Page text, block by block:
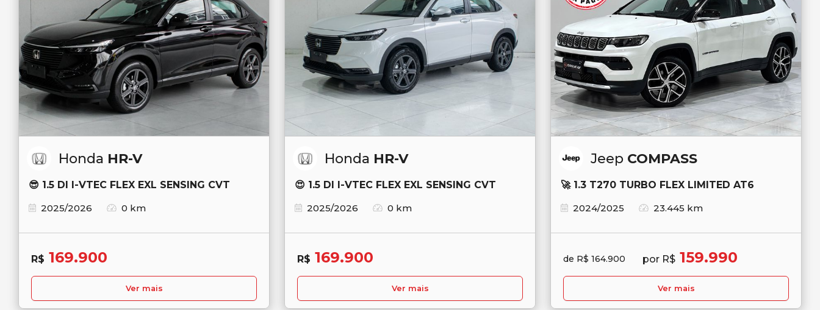
Honda HR-V
😎 1.5 DI I-VTEC FLEX EXL SENSING CVT
2025/2026
0 km
R$ 169.900
Ver mais
Honda HR-V
😍 1.5 DI I-VTEC FLEX EXL SENSING CVT
2025/2026
0 km
R$ 169.900
Ver mais
Jeep COMPASS
🚀 1.3 T270 TURBO FLEX LIMITED AT6
2024/2025
23.445 km
de R$ 164.900 por R$ 159.990
Ver mais